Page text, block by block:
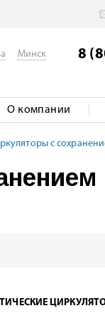
с
Минск 8
О компании